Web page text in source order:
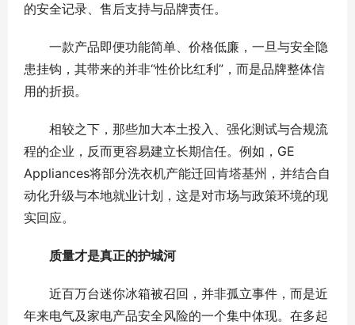
的安全记录、售后支持与品牌责任。
一款产品即便功能简单、价格低廉，一旦与安全隐
患挂钩，其带来的并非“性价比红利”，而是品牌整体信
用的折损。
相较之下，那些加大本土投入、强化测试与合规流
程的企业，反而更容易建立长期信任。例如，GE
Appliances将部分洗衣机产能迁回肯塔基州，并结合自
动化升级与本地就业计划，这是对市场与政策环境的现
实回应。
质量才是真正的护城河
近百万台迷你冰箱被召回，并非孤立事件，而是近
年来电气及家电产品安全风险的一个集中体现。在多起